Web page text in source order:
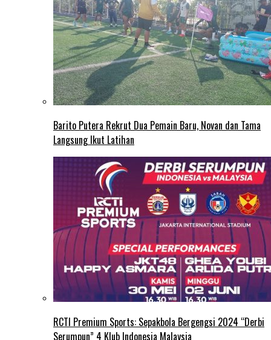
Barito Putera Rekrut Dua Pemain Baru, Novan dan Tama
Langsung Ikut Latihan
RCTI Premium Sports: Sepakbola Bergengsi 2024 “Derbi
Serumpun” 4 Klub Indonesia Malaysia